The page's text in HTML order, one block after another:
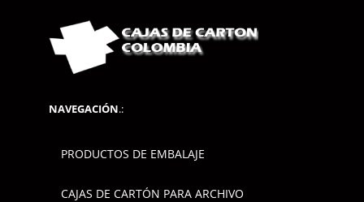
NAVEGACIÓN.:
PRODUCTOS DE EMBALAJE
CAJAS DE CARTÓN PARA ARCHIVO